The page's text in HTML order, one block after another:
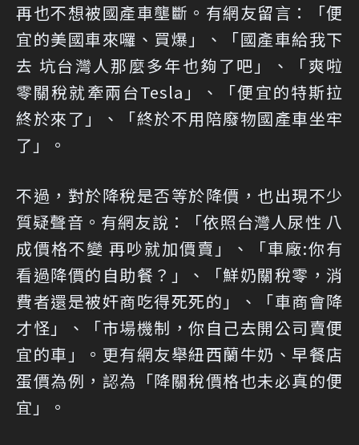
再也不想被國產車壟斷。有網友留言：「便
宜的美國車來囉、買爆」、「國產車給我下
去 坑台灣人那麼多年也夠了吧」、「爽啦
零關稅就牽兩台Tesla」、「便宜的特斯拉
終於來了」、「終於不用陪廢物國產車坐牢
了」。
不過，對於降稅是否等於降價，也出現不少
質疑聲音。有網友說：「依照台灣人尿性 八
成價格不變 再吵就加價賣」、「車廠:你有
看過降價的自助餐？」、「鮮奶關稅零，消
費者還是被奸商吃得死死的」、「車商會降
才怪」、「市場機制，你自己去開公司賣便
宜的車」。更有網友舉紐西蘭牛奶、早餐店
蛋價為例，認為「降關稅價格也未必真的便
宜」。